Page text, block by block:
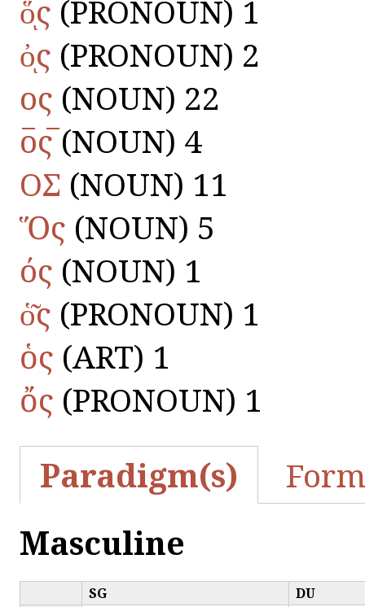
ὅͅς (PRONOUN) 1
ὀͅς (PRONOUN) 2
ος (NOUN) 22
ο̅ς̅(NOUN) 4
ΟΣ (NOUN) 11
Ὅς (NOUN) 5
ός (NOUN) 1
ὁ͂ς (PRONOUN) 1
ὁς (ART) 1
ὄς (PRONOUN) 1
Paradigm(s)
Masculine
SG DU